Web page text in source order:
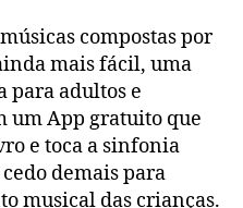
compostas por
mais fácil, uma
para adultos e
um App gratuito que
e toca a sinfonia
demais para
musical das crianças.